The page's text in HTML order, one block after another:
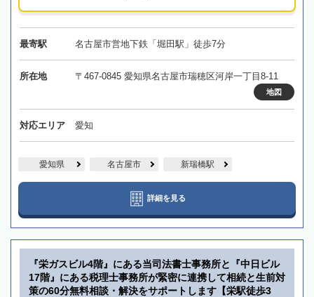
最寄駅 名古屋市営地下鉄「堀田駅」徒歩7分
所在地 〒467-0845 愛知県名古屋市瑞穂区河岸一丁目8-11
地図
対応エリア 愛知
愛知県 名古屋市 新瑞橋駅
詳細を見る
『栄ガスビル4階』にある当司法書士事務所と『中日ビル
17階』にある税理士事務所が緊密に連携して相続と生前対
策の60分無料相談・解決をサポートします【栄駅徒歩3